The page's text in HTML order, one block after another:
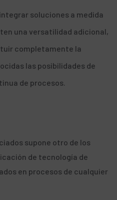
soluciones a medida
una versatilidad adicional,
completamente la
las posibilidades de
de procesos.
supone otro de los
de tecnología de
en procesos de cualquier